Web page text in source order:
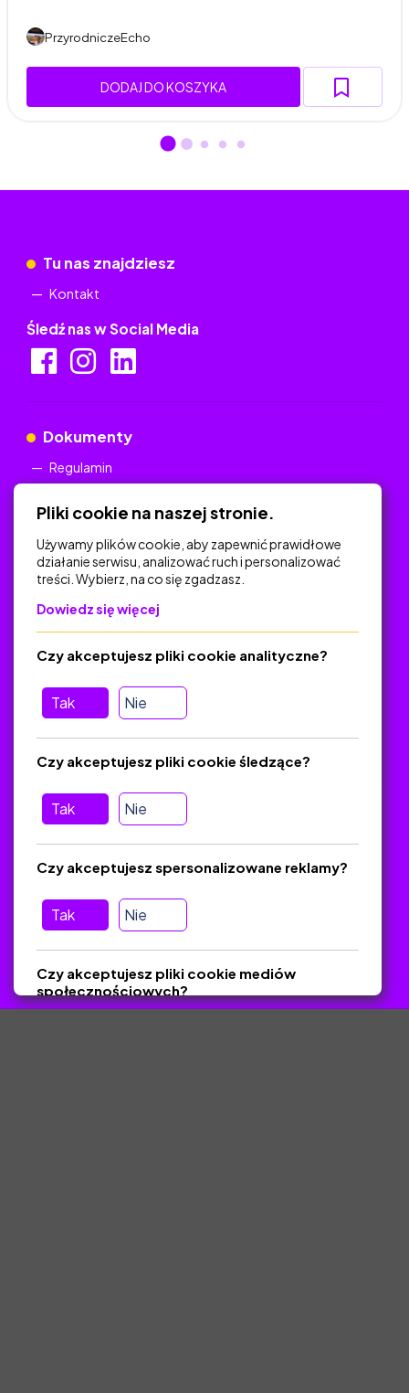
PrzyrodniczeEcho
DODAJ DO KOSZYKA
Tu nas znajdziesz
Kontakt
Śledź nas w Social Media
Dokumenty
Regulamin
Na skróty
Polityka Prywatności
Regulamin
O platformie
Baza materiałów dydaktycznych
Jak zostać autorem
FAQ
wiadomość nie trafiła do folderu SPAM)
Materiały chronione Prawem Autorskim.
Pliki cookie na naszej stronie.
Używamy plików cookie, aby zapewnić prawidłowe
działanie serwisu, analizować ruch i personalizować
treści. Wybierz, na co się zgadzasz.
Dowiedz się więcej
Tak Nie
Czy akceptujesz pliki cookie analityczne?
Tak Nie
Czy akceptujesz pliki cookie śledzące?
Tak Nie
Czy akceptujesz spersonalizowane reklamy?
Czy akceptujesz pliki cookie mediów
społecznościowych?